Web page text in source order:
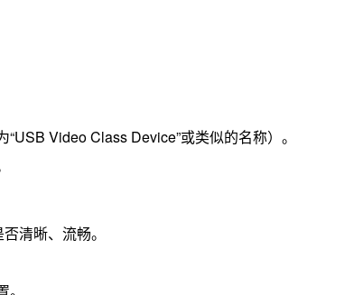
Video Class Device”或类似的名称）。
清晰、流畅。